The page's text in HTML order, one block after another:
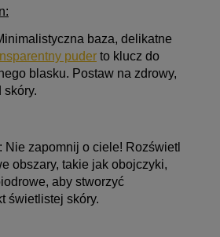
baza, delikatne
puder to klucz do
blasku. Postaw na zdrowy,
skóry.
Nie zapomnij o ciele! Rozświetl
obszary, takie jak obojczyki,
aby stworzyć
świetlistej skóry.